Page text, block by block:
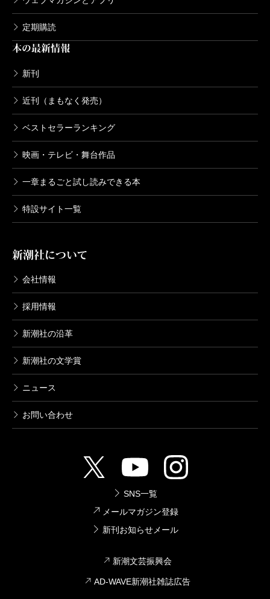
定期購読
本の最新情報
新刊
近刊（まもなく発売）
ベストセラーランキング
映画・テレビ・舞台作品
一章まるごと試し読みできる本
特設サイト一覧
新潮社について
会社情報
採用情報
新潮社の沿革
新潮社の文学賞
ニュース
お問い合わせ
SNS一覧
メールマガジン登録
新刊お知らせメール
新潮文芸振興会
AD-WAVE新潮社雑誌広告